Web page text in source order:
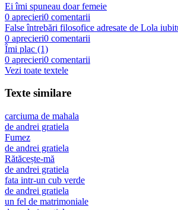
Ei îmi spuneau doar femeie
0 aprecieri0 comentarii
False întrebări filosofice adresate de Lola
0 aprecieri0 comentarii
Îmi plac (1)
0 aprecieri0 comentarii
Vezi toate textele
Texte similare
carciuma de mahala
de andrei gratiela
Fumez
de andrei gratiela
Rătăcește-mă
de andrei gratiela
fata intr-un cub verde
de andrei gratiela
un fel de matrimoniale